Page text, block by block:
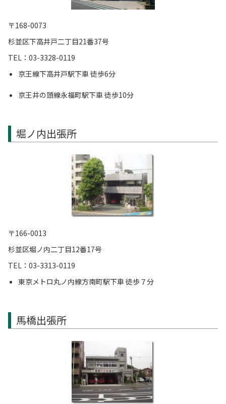
〒168-0073
杉並区下高井戸二丁目21番37号
TEL：03-3328-0119
京王線下高井戸駅下車 徒歩6分
京王井の頭線永福町駅下車 徒歩10分
堀ノ内出張所
〒166-0013
杉並区堀ノ内二丁目12番17号
TEL：03-3313-0119
東京メトロ丸ノ内線方南町駅下車 徒歩７分
馬橋出張所